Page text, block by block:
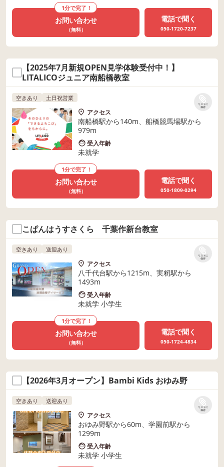
1分で完了！
お問い合わせ
（無料）
電話で聞く
050-1720-7237
【2025年7月新規OPEN見学体験受付中！】
LITALICOジュニア南船橋教室
リストに
保存
空きあり 土日祝営業
アクセス
南船橋駅から140m、船橋競馬場駅から
979m
受入年齢
未就学
1分で完了！
お問い合わせ
（無料）
電話で聞く
050-1809-0294
こぱんはうすさくら 千葉作新台教室
リストに
保存
空きあり 送迎あり
アクセス
八千代台駅から1215m、実籾駅から
1493m
受入年齢
未就学 小学生
1分で完了！
お問い合わせ
（無料）
電話で聞く
050-1724-4834
【2026年3月オープン】Bambi Kids おゆみ野
リストに
保存
空きあり 送迎あり
アクセス
おゆみ野駅から60m、学園前駅から
1299m
受入年齢
未就学 小学生